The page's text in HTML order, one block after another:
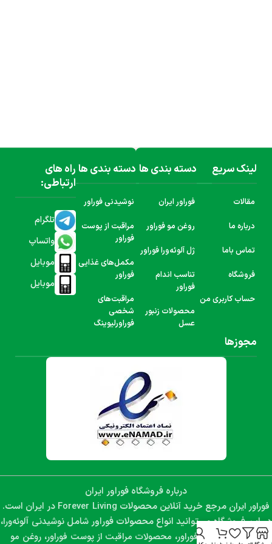
لینک سریع
مقالات
درباره ما
تماس باما
فروشگاه
حساب کاربری من
دسته بندی ها
فوراور ایران
روغن مو فوراور
ژل آلوئه‌ورا فوراور
تناسب اندام
فوراور
محصولات زنبور
عسل
دسته بندی ها
نوشیدنی فوراور
مراقبت از پوست
فوراور
مکمل‌های غذایی
فوراور
مراقبت‌های
شخصی
فوراورلیوینگ
راه های
ارتباطی:
تلگرام
واتساپ
موبایل
موبایل
مجوزها
درباره فروشگاه فوراور ایران
فوراور ایران مرجع خرید آنلاین محصولات Forever Living در ایران است.
در این فروشگاه می‌توانید انواع محصولات فوراور شامل نوشیدنی آلوئه‌ورا،
مکمل‌های غذایی فوراور، محصولات مراقبت از پوست فوراور، روغن مو